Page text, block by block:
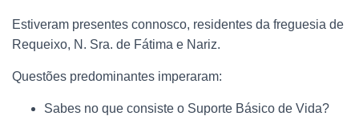
Estiveram presentes connosco, residentes da freguesia de
Requeixo, N. Sra. de Fátima e Nariz.
Questões predominantes imperaram:
Sabes no que consiste o Suporte Básico de Vida?